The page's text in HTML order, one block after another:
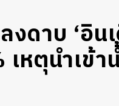
งดาบ ‘อิ
หตุนำเข้า